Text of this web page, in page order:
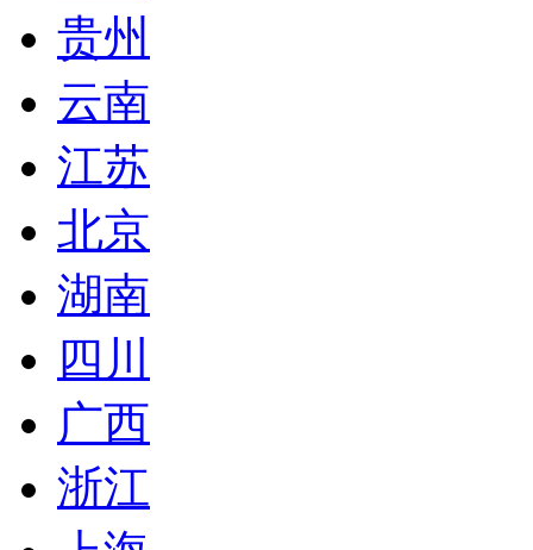
贵州
云南
江苏
北京
湖南
四川
广西
浙江